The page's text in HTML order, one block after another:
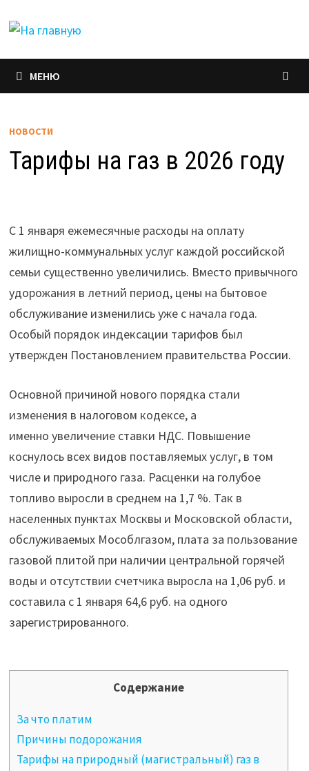
МЕНЮ
НОВОСТИ
Тарифы на газ в 2026 году
С 1 января ежемесячные расходы на оплату
жилищно-коммунальных услуг каждой российской
семьи существенно увеличились. Вместо привычного
удорожания в летний период, цены на бытовое
обслуживание изменились уже с начала года.
Особый порядок индексации тарифов был
утвержден Постановлением правительства России.
Основной причиной нового порядка стали
изменения в налоговом кодексе, а
именно увеличение ставки НДС. Повышение
коснулось всех видов поставляемых услуг, в том
числе и природного газа. Расценки на голубое
топливо выросли в среднем на 1,7 %. Так в
населенных пунктах Москвы и Московской области,
обслуживаемых Мособлгазом, плата за пользование
газовой плитой при наличии центральной горячей
воды и отсутствии счетчика выросла на 1,06 руб. и
составила с 1 января 64,6 руб. на одного
зарегистрированного.
Содержание
За что платим
Причины подорожания
Тарифы на природный (магистральный) газ в